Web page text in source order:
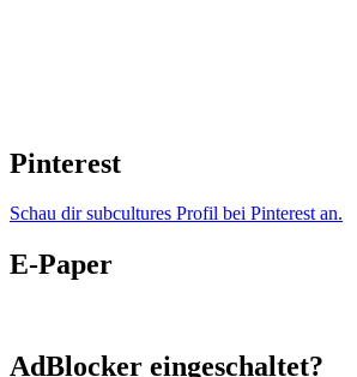
Pinterest
Schau dir subcultures Profil bei Pinterest an.
E-Paper
AdBlocker eingeschaltet?